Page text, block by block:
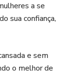
conquistar
a se
sua confiança,
e sem
o melhor de